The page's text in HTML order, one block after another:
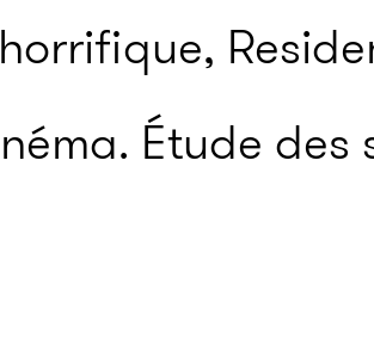
Étude des